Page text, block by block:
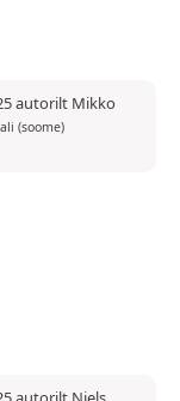
autorilt Mikko
(soome)